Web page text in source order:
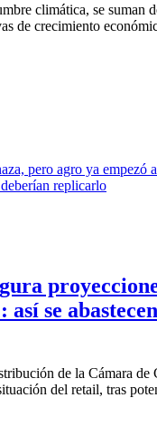
climática, se suman
de crecimiento
así se
de la Cámara de
del retail, tras